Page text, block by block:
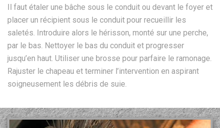
Il faut étaler une bâche sous le conduit ou devant le foyer et
placer un récipient sous le conduit pour recueillir les
saletés. Introduire alors le hérisson, monté sur une perche,
par le bas. Nettoyer le bas du conduit et progresser
jusqu’en haut. Utiliser une brosse pour parfaire le ramonage.
Rajuster le chapeau et terminer l’intervention en aspirant
soigneusement les débris de suie.